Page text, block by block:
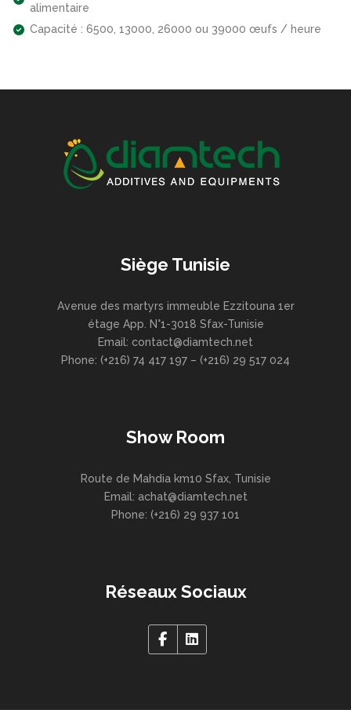
alimentaire
Capacité : 6500, 13000, 26000 ou 39000 œufs / heure
Siège Tunisie
Avenue des martyrs immeuble Ezzitouna 1er
étage App. N°1-3018 Sfax-Tunisie
Email: contact@diamtech.net
Phone: (+216) 74 417 197 – (+216) 29 517 024
Show Room
Route de Mahdia km10 Sfax, Tunisie
Email: achat@diamtech.net
Phone: (+216) 29 937 101
Réseaux Sociaux